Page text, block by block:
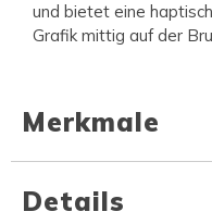
und bietet eine
Grafik mittig auf der
Merkmale
Details